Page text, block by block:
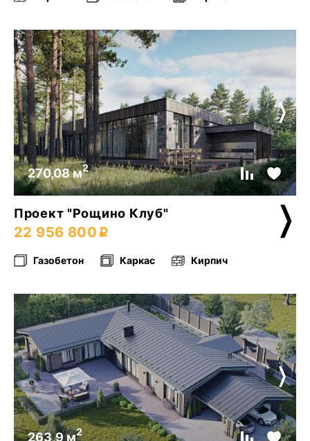
270,08 м2
Проект "Рощино Клуб"
22 956 800
Газобетон Каркас Кирпич
263,9 м2